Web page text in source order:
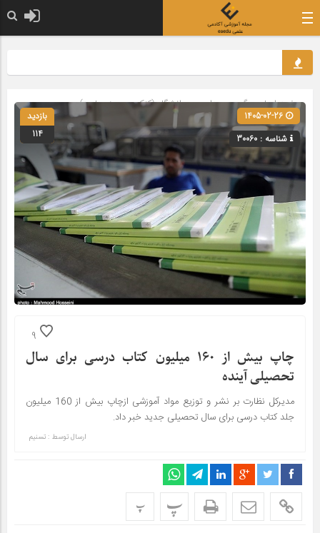
صفحه اصلی» گروه »مدارس و دانشگاه (کنکور و حوزه علمیه)
شناسه : 30060
بازدید
114
9
چاپ بیش از 160 میلیون کتاب درسی برای سال
تحصیلی آینده
مدیرکل نظارت بر نشر و توزیع مواد آموزشی ازچاپ بیش از 160 میلیون
جلد کتاب درسی برای سال تحصیلی جدید خبر داد.
ارسال توسط : تسنیم
پ پ